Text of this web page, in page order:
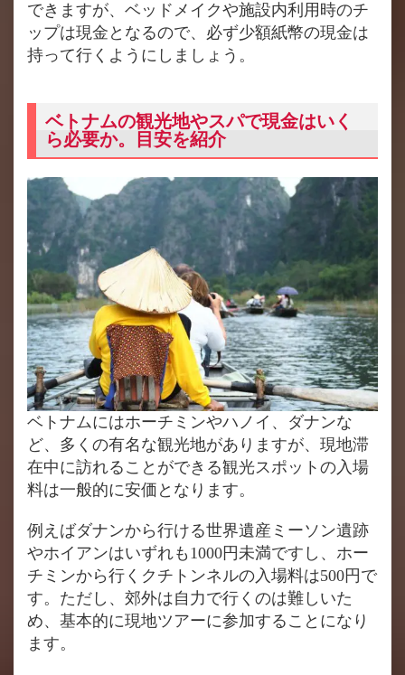
できますが、ベッドメイクや施設内利用時のチ
ップは現金となるので、必ず少額紙幣の現金は
持って行くようにしましょう。
ベトナムの観光地やスパで現金はいく
ら必要か。目安を紹介
ベトナムにはホーチミンやハノイ、ダナンな
ど、多くの有名な観光地がありますが、現地滞
在中に訪れることができる観光スポットの入場
料は一般的に安価となります。
例えばダナンから行ける世界遺産ミーソン遺跡
やホイアンはいずれも1000円未満ですし、ホー
チミンから行くクチトンネルの入場料は500円で
す。ただし、郊外は自力で行くのは難しいた
め、基本的に現地ツアーに参加することになり
ます。